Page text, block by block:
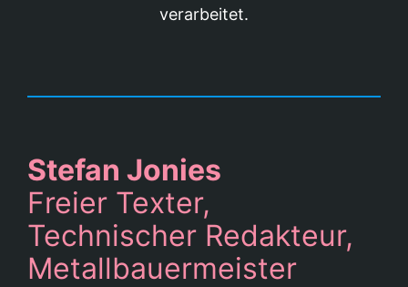
verarbeitet.
Stefan Jonies
Freier Texter,
Technischer Redakteur,
Metallbauermeister